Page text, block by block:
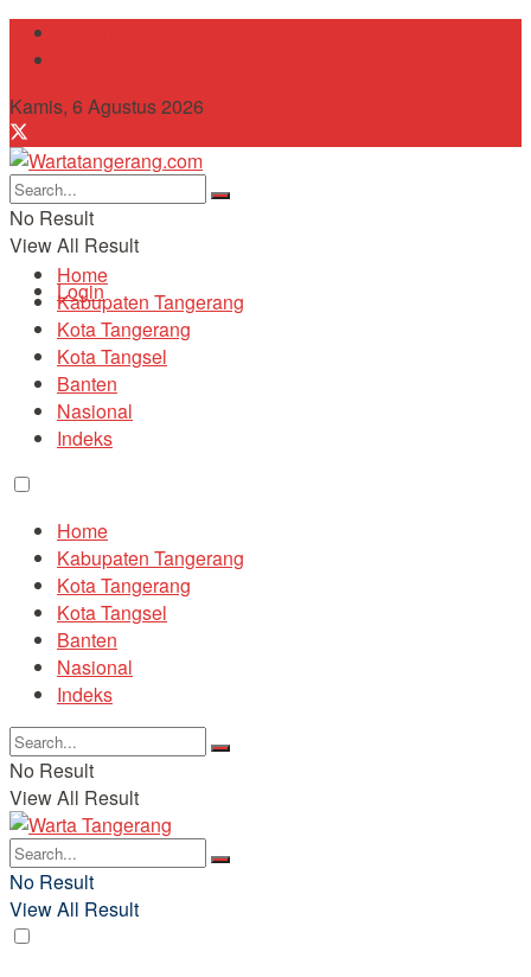
Kamis, 6 Agustus 2026
No Result
View All Result
Login
Home
Kabupaten Tangerang
Kota Tangerang
Kota Tangsel
Banten
Nasional
Indeks
Home
Kabupaten Tangerang
Kota Tangerang
Kota Tangsel
Banten
Nasional
Indeks
No Result
View All Result
No Result
View All Result